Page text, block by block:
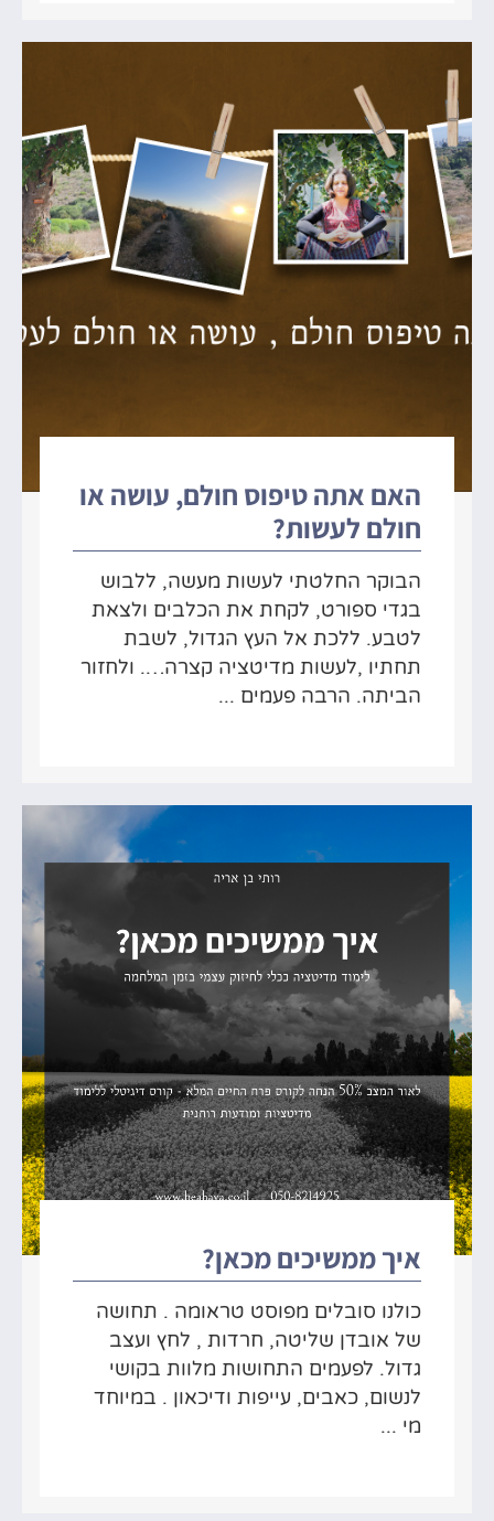
האם אתה טיפוס חולם, עושה או
חולם לעשות?
הבוקר החלטתי לעשות מעשה, ללבוש
בגדי ספורט, לקחת את הכלבים ולצאת
לטבע. ללכת אל העץ הגדול, לשבת
תחתיו ,לעשות מדיטציה קצרה…. ולחזור
הביתה. הרבה פעמים ...
איך ממשיכים מכאן?
כולנו סובלים מפוסט טראומה . תחושה
של אובדן שליטה, חרדות , לחץ ועצב
גדול. לפעמים התחושות מלוות בקושי
לנשום, כאבים, עייפות ודיכאון . במיוחד
מי ...